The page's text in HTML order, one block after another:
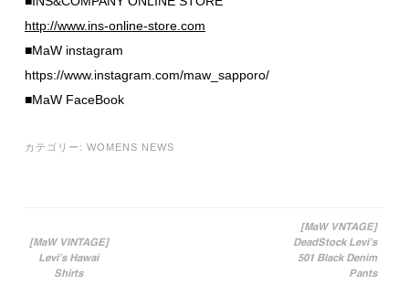
http://www.ins-online-store.com
■MaW instagram
https://www.instagram.com/maw_sapporo/
■MaW FaceBook
カテゴリー: WOMENS NEWS
投稿ナビゲーション
[MaW VINTAGE]
Levi’s Hawai
Shirts
[MaW VNTAGE]
DeadStock Levi’s
501 Black Denim
Pants